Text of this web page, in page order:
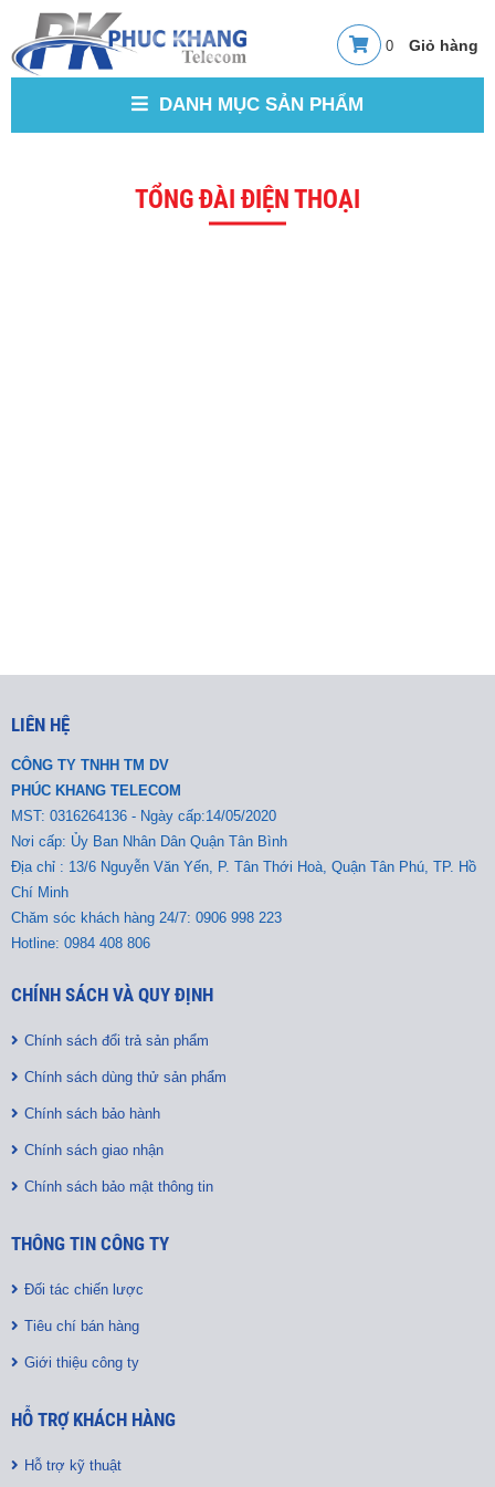
0
DANH MỤC SẢN PHẨM
TỔNG ĐÀI ĐIỆN THOẠI
LIÊN HỆ
CÔNG TY TNHH TM DV
PHÚC KHANG TELECOM
MST: 0316264136 - Ngày cấp:14/05/2020
Nơi cấp: Ủy Ban Nhân Dân Quận Tân Bình
Địa chỉ : 13/6 Nguyễn Văn Yến, P. Tân Thới Hoà, Quận Tân Phú, TP. Hồ
Chí Minh
Chăm sóc khách hàng 24/7: 0906 998 223
Hotline: 0984 408 806
CHÍNH SÁCH VÀ QUY ĐỊNH
Chính sách đổi trả sản phẩm
Chính sách dùng thử sản phẩm
Chính sách bảo hành
Chính sách giao nhận
Chính sách bảo mật thông tin
THÔNG TIN CÔNG TY
Đối tác chiến lược
Tiêu chí bán hàng
Giới thiệu công ty
HỖ TRỢ KHÁCH HÀNG
Hỗ trợ kỹ thuật